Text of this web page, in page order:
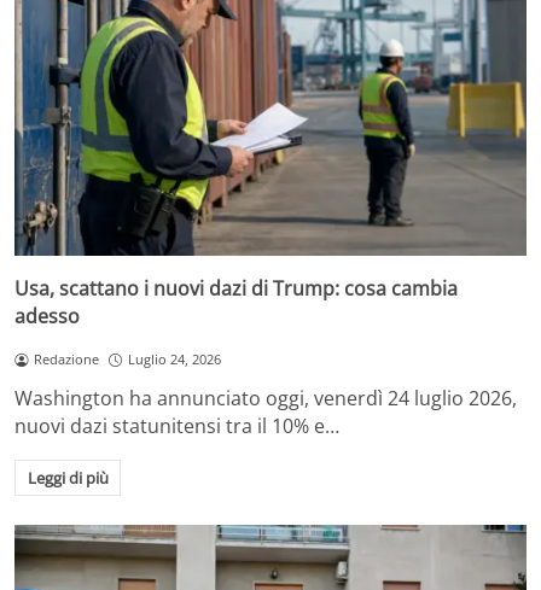
Usa, scattano i nuovi dazi di Trump: cosa cambia
adesso
Redazione Luglio 24, 2026
Washington ha annunciato oggi, venerdì 24 luglio 2026,
nuovi dazi statunitensi tra il 10% e…
Leggi di più